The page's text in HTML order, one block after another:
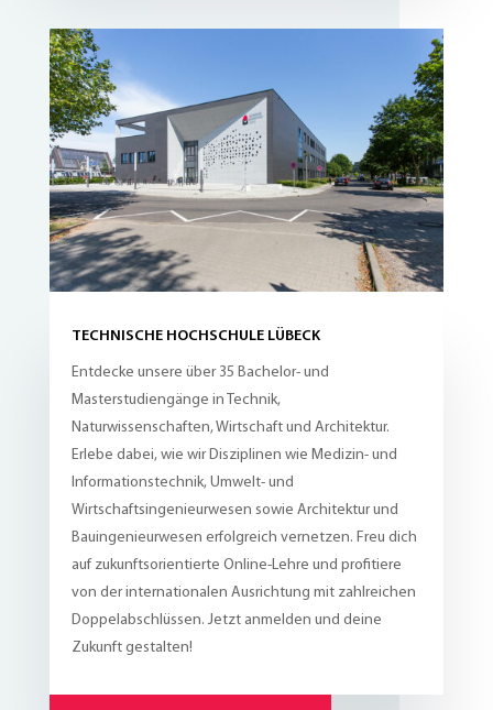
TECHNISCHE HOCHSCHULE LÜBECK
Entdecke unsere über 35 Bachelor- und
Masterstudiengänge in Technik,
Naturwissenschaften, Wirtschaft und Architektur.
Erlebe dabei, wie wir Disziplinen wie Medizin- und
Informationstechnik, Umwelt- und
Wirtschaftsingenieurwesen sowie Architektur und
Bauingenieurwesen erfolgreich vernetzen. Freu dich
auf zukunftsorientierte Online-Lehre und profitiere
von der internationalen Ausrichtung mit zahlreichen
Doppelabschlüssen. Jetzt anmelden und deine
Zukunft gestalten!